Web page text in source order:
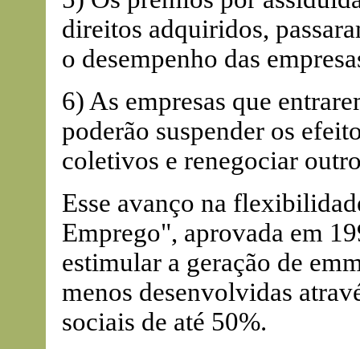
direitos adquiridos,
o desempenho das
6) As empresas que
poderão suspender os
coletivos e renegociar
Esse avanço na
Emprego", aprovada em
estimular a geração de
menos desenvolvidas
sociais de até 50%.